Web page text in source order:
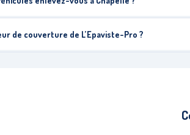
de couverture de L’Epaviste-Pro ?